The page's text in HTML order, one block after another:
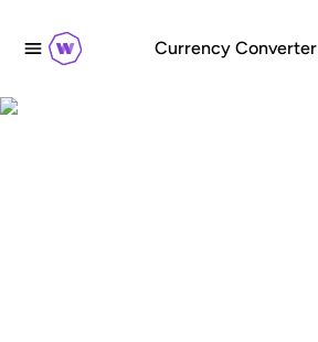
Currency Converter